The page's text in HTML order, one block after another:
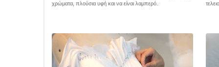
χρώματα, πλούσια υφή και να είναι λαμπερό.